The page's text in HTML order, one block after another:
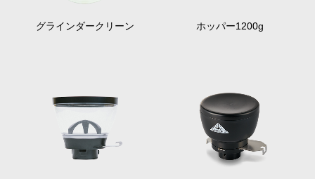
グラインダークリーン ホッパー1200g